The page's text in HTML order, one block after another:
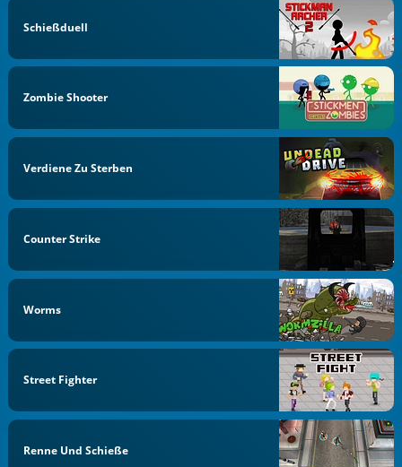
Schießduell
Zombie Shooter
Verdiene Zu Sterben
Counter Strike
Worms
Street Fighter
Renne Und Schieße